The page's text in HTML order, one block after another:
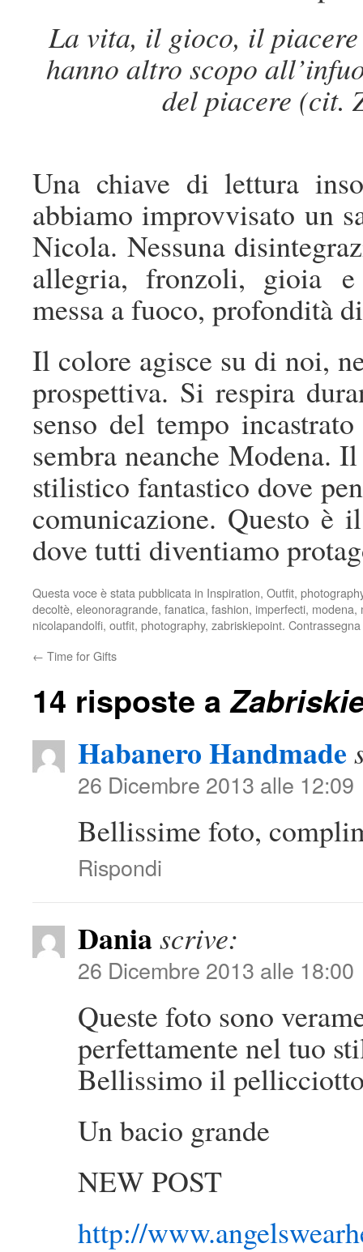
La vita, il gioco, il piacere
hanno altro scopo
del piacere (cit.
Una chiave di lettura
abbiamo improvvisato un
Nicola. Nessuna
allegria, fronzoli, gioia
messa a fuoco, profondità
Il colore agisce su di noi,
prospettiva. Si respira
senso del tempo
sembra neanche Modena.
stilistico fantastico dove
comunicazione. Questo è
dove tutti diventiamo
Questa voce è stata pubblicata in Inspiration, Outfit,
decoltè, eleonoragrande, fanatica, fashion, imperfecti, modena,
nicolapandolfi, outfit, photography, zabriskiepoint.
← Time for Gifts
14 risposte a
Habanero Handmade
26 Dicembre 2013 alle 12:09
Bellissime foto,
Rispondi
Daniascrive:
26 Dicembre 2013 alle 18:00
Queste foto sono
perfettamente nel tuo
Bellissimo il
Un bacio grande
NEW POST
http://